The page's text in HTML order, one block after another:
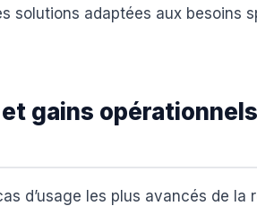
solutions adaptées aux besoins
gains opérationnels
d’usage les plus avancés de la